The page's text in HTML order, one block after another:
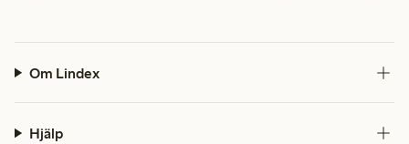
Om Lindex
Hjälp